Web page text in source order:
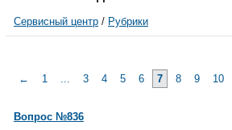
Сервисный центр / Рубрики
← 1 ... 3 4 5 6 7 8 9 10
Вопрос №836